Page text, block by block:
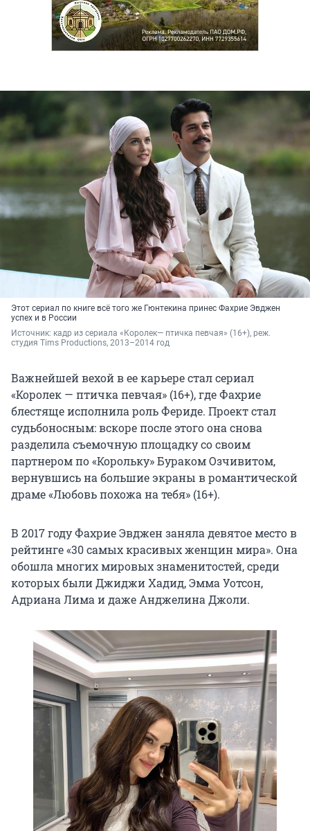
Этот сериал по книге всё того же Гюнтекина принес Фахрие Эвджен
успех и в России
Источник: кадр из сериала «Королек— птичка певчая» (16+), реж.
студия Tims Productions, 2013–2014 год
Важнейшей вехой в ее карьере стал сериал
«Королек — птичка певчая» (16+), где Фахрие
блестяще исполнила роль Фериде. Проект стал
судьбоносным: вскоре после этого она снова
разделила съемочную площадку со своим
партнером по «Корольку» Бураком Озчивитом,
вернувшись на большие экраны в романтической
драме «Любовь похожа на тебя» (16+).
В 2017 году Фахрие Эвджен заняла девятое место в
рейтинге «30 самых красивых женщин мира». Она
обошла многих мировых знаменитостей, среди
которых были Джиджи Хадид, Эмма Уотсон,
Адриана Лима и даже Анджелина Джоли.